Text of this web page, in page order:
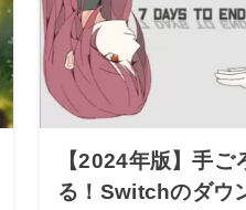
【2024年版】手
る！Switchのダウ